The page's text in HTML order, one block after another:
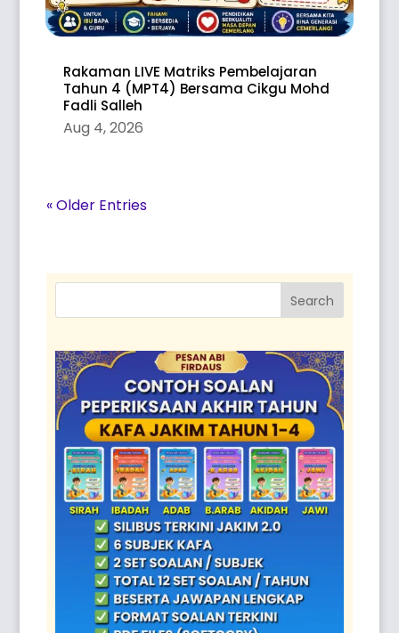
Rakaman LIVE Matriks Pembelajaran
Tahun 4 (MPT4) Bersama Cikgu Mohd
Fadli Salleh
Aug 4, 2026
« Older Entries